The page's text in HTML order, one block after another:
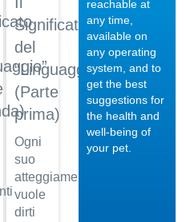
Significato
del
“Linguaggio”
(Parte
prima)
Ogni
suo
atteggiamento
vuole
dirti
reachable at
any time,
available on
any operating
system, and to
get the best
suggestions for
the health and
well-being of
your pet.
dell'anca
Dott.
Albano
Guarda
il video
04/10/
Visita